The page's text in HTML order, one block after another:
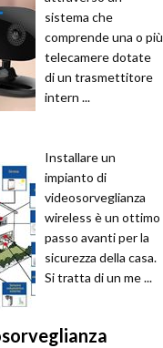
sistema che
comprende una o più
telecamere dotate
di un trasmettitore
intern ...
Installare un
impianto di
videosorveglianza
wireless è un ottimo
passo avanti per la
sicurezza della casa.
Si tratta di un me ...